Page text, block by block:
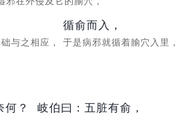
与之相应，
循俞而入，
于是病邪就循着腧穴入里，
何？ 岐伯曰： 五脏有俞，